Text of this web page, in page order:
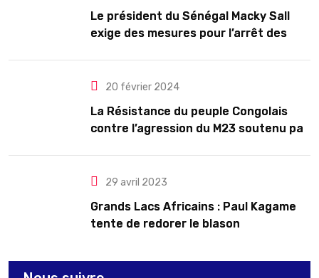
Le président du Sénégal Macky Sall
exige des mesures pour l’arrêt des
20 février 2024
La Résistance du peuple Congolais
contre l’agression du M23 soutenu par
29 avril 2023
Grands Lacs Africains : Paul Kagame
tente de redorer le blason